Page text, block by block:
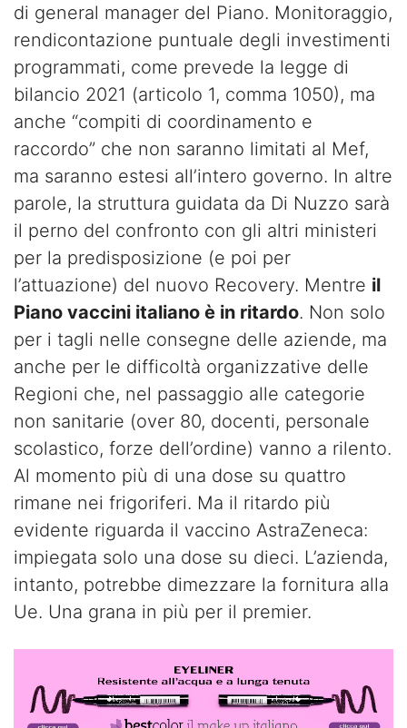
di general manager del Piano. Monitoraggio,
rendicontazione puntuale degli investimenti
programmati, come prevede la legge di
bilancio 2021 (articolo 1, comma 1050), ma
anche “compiti di coordinamento e
raccordo” che non saranno limitati al Mef,
ma saranno estesi all’intero governo. In altre
parole, la struttura guidata da Di Nuzzo sarà
il perno del confronto con gli altri ministeri
per la predisposizione (e poi per
l’attuazione) del nuovo Recovery. Mentre il
Piano vaccini italiano è in ritardo. Non solo
per i tagli nelle consegne delle aziende, ma
anche per le difficoltà organizzative delle
Regioni che, nel passaggio alle categorie
non sanitarie (over 80, docenti, personale
scolastico, forze dell’ordine) vanno a rilento.
Al momento più di una dose su quattro
rimane nei frigoriferi. Ma il ritardo più
evidente riguarda il vaccino AstraZeneca:
impiegata solo una dose su dieci. L’azienda,
intanto, potrebbe dimezzare la fornitura alla
Ue. Una grana in più per il premier.